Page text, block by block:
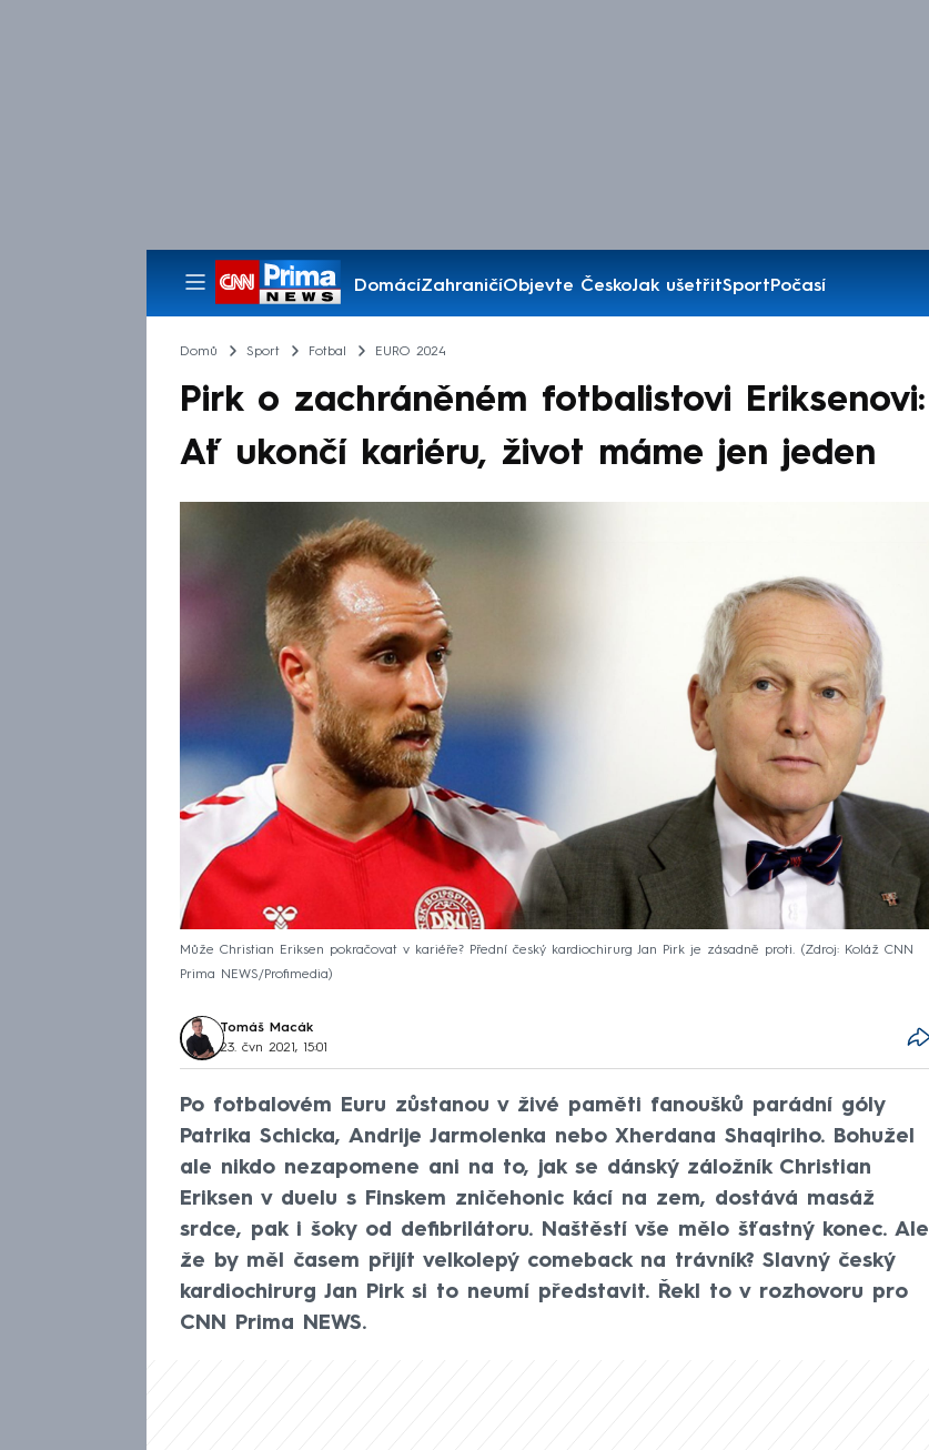
DomácíZahraničíObjevte ČeskoJak ušetřitSportPočasí
Pořady
Domů Sport Fotbal EURO 2024
Pirk o zachráněném fotbalistovi Eriksenovi:
Ať ukončí kariéru, život máme jen jeden
Může Christian Eriksen pokračovat v kariéře? Přední český kardiochirurg Jan Pirk je zásadně proti.
Zdroj: Koláž CNN
Prima NEWS/Profimedia
Tomáš Macák
23. čvn 2021, 15:01
Po fotbalovém Euru zůstanou v živé paměti fanoušků parádní góly
Patrika Schicka, Andrije Jarmolenka nebo Xherdana Shaqiriho. Bohužel
ale nikdo nezapomene ani na to, jak se dánský záložník Christian
Eriksen v duelu s Finskem zničehonic kácí na zem, dostává masáž
srdce, pak i šoky od defibrilátoru. Naštěstí vše mělo šťastný konec. Ale
že by měl časem přijít velkolepý comeback na trávník? Slavný český
kardiochirurg Jan Pirk si to neumí představit. Řekl to v rozhovoru pro
CNN Prima NEWS.